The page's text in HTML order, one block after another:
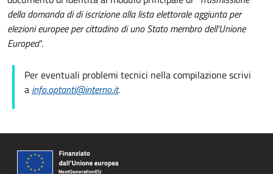
della domanda didi iscrizione alla lista elettorale aggiunta per
elezioni europee per cittadino di uno Stato membro dell'Unione
Europea".
Per eventuali problemi tecnici nella compilazione scrivi
a info.optanti@interno.it.